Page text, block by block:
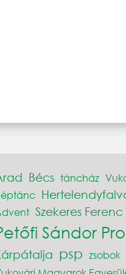
Bécs táncház
Szekeres Ferenc
Sándor
psp zsobok